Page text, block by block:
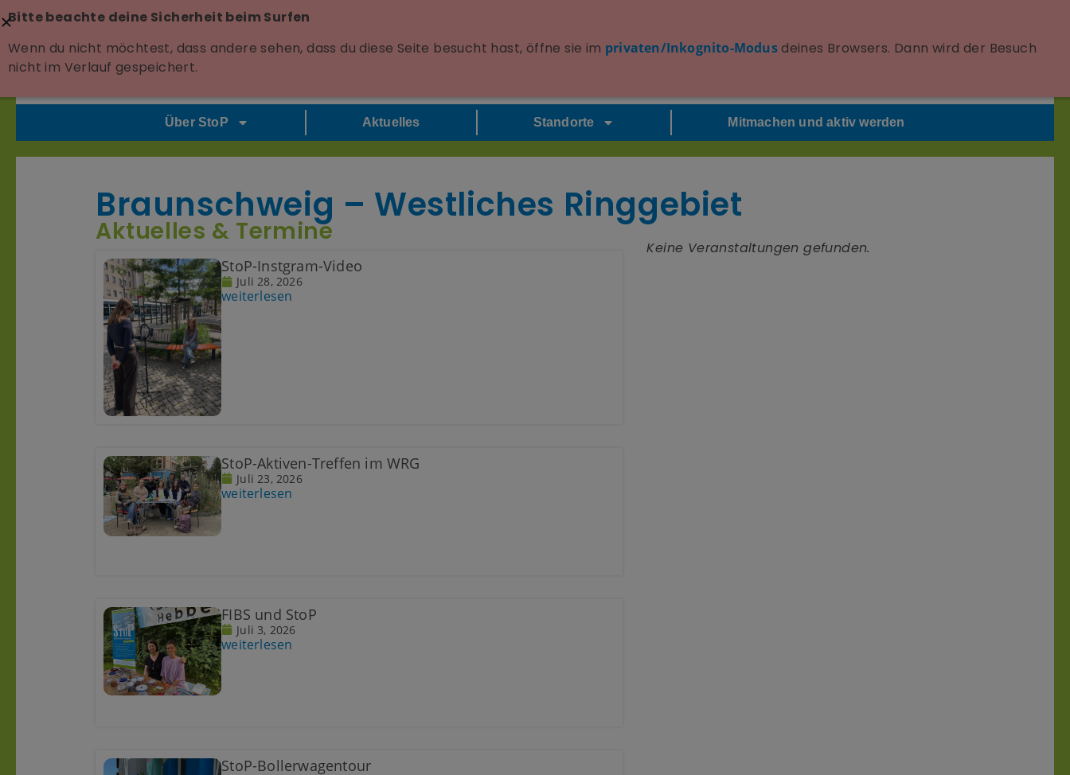
Seite schnell verlassen
Über StoP Aktuelles Standorte Mitmachen und aktiv werden
Braunschweig – Westliches Ringgebiet
Aktuelles & Termine
StoP-Instgram-Video
Juli 28, 2026
weiterlesen
StoP-Aktiven-Treffen im WRG
Juli 23, 2026
weiterlesen
FIBS und StoP
Juli 3, 2026
weiterlesen
StoP-Bollerwagentour
Keine Veranstaltungen gefunden.
Bitte beachte deine Sicherheit beim Surfen
Wenn du nicht möchtest, dass andere sehen, dass du diese Seite besucht hast, öffne sie im privaten/Inkognito-Modusdeines Browsers. Dann wird der Besuch
nicht im Verlauf gespeichert.